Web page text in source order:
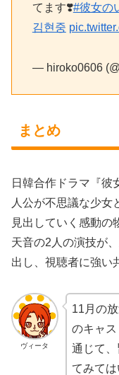
てます❣️#彼女の
김현중
— hiroko0606
まとめ
日韓合作ドラマ『彼
人公が不思議な少女
見出していく感動の
天音の2人の演技が
出し、視聴者に強い
ヴィータ
11月の
のキャ
通じて
てみては